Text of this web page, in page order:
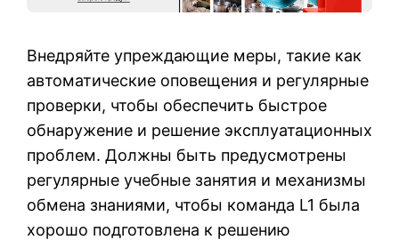
Внедряйте упреждающие меры, такие как
автоматические оповещения и регулярные
проверки, чтобы обеспечить быстрое
обнаружение и решение эксплуатационных
проблем. Должны быть предусмотрены
регулярные учебные занятия и механизмы
обмена знаниями, чтобы команда L1 была
хорошо подготовлена к решению